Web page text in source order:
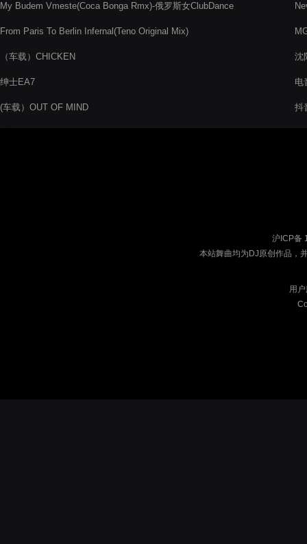
My Budem Vmeste(Coca Bonga Rmx)-俄罗斯女ClubDance
From Paris To Berlin Infernal(Teno Original Mix)
（车载）CHICKEN
绅士EA7
(车载）OUT OF MIND
沈
电
抖
沪ICP备
本站舞曲均为DJ原创作品，
用